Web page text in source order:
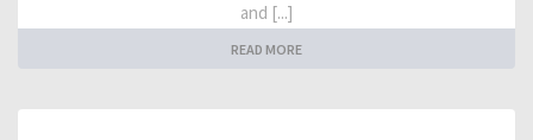
and [...]
READ MORE